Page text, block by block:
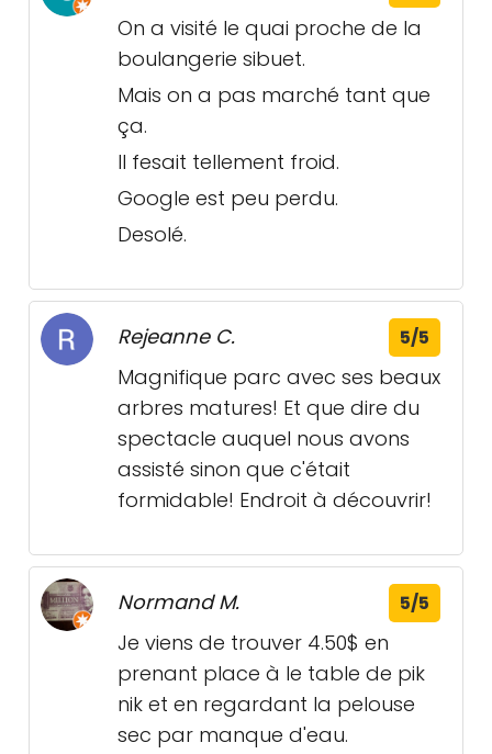
On a visité le quai proche de la
boulangerie sibuet.
Mais on a pas marché tant que
ça.
Il fesait tellement froid.
Google est peu perdu.
Desolé.
Rejeanne C. 5/5
Magnifique parc avec ses beaux
arbres matures! Et que dire du
spectacle auquel nous avons
assisté sinon que c'était
formidable! Endroit à découvrir!
Normand M. 5/5
Je viens de trouver 4.50$ en
prenant place à le table de pik
nik et en regardant la pelouse
sec par manque d'eau.